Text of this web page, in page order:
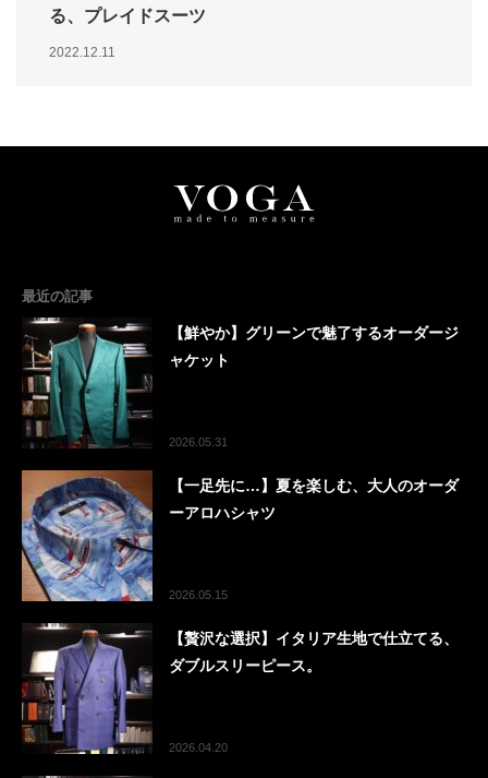
る、プレイドスーツ
2022.12.11
最近の記事
【鮮やか】グリーンで魅了するオーダージ
ャケット
2026.05.31
【一足先に…】夏を楽しむ、大人のオーダ
ーアロハシャツ
2026.05.15
【贅沢な選択】イタリア生地で仕立てる、
ダブルスリーピース。
2026.04.20